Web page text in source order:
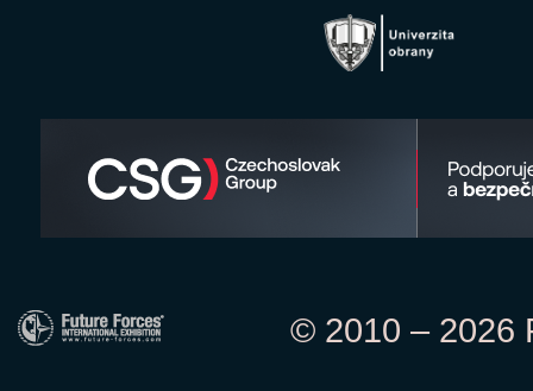
© 2010 – 2026